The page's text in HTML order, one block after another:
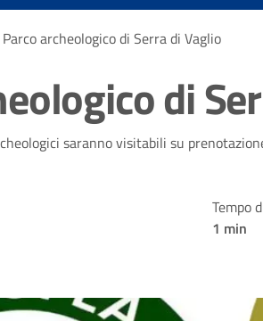
Parco archeologico di Serra di Vaglio
di
notizia
saranno visitabili su
Tempo
1 min